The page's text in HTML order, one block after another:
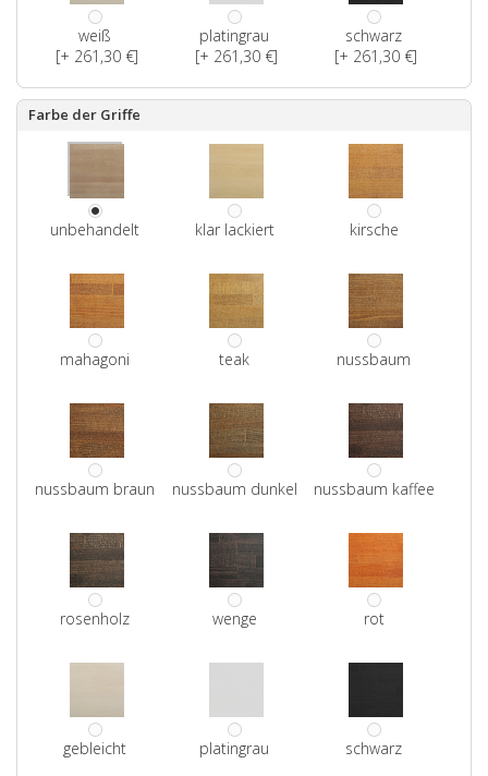
weiß
[+ 261,30 €]
platingrau
[+ 261,30 €]
schwarz
[+ 261,30 €]
Farbe der Griffe
unbehandelt klar lackiert kirsche
mahagoni teak nussbaum
nussbaum braun nussbaum dunkel nussbaum kaffee
rosenholz wenge rot
gebleicht platingrau schwarz